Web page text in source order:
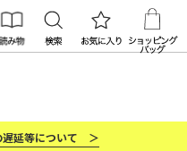
遅延等について ＞